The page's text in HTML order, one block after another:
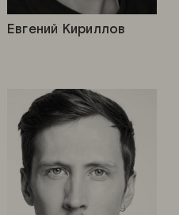
Евгений Кириллов